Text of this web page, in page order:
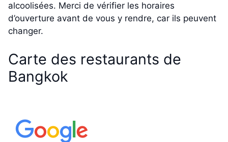
alcoolisées. Merci de vérifier les horaires
d’ouverture avant de vous y rendre, car ils peuvent
changer.
Carte des restaurants de
Bangkok